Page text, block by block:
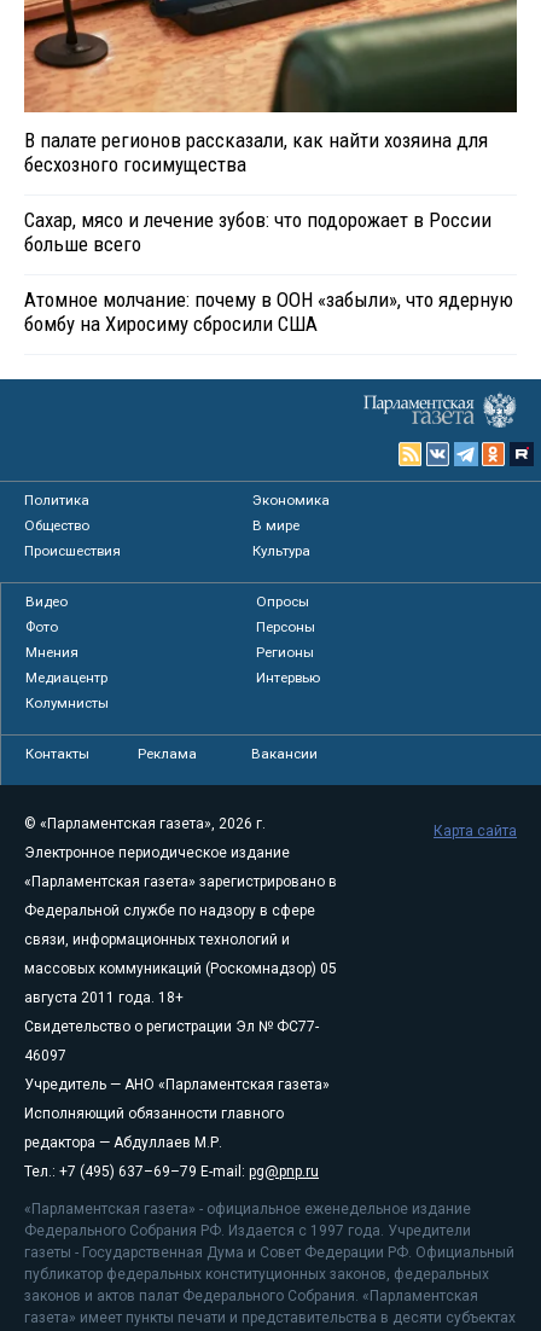
В палате регионов рассказали, как найти хозяина для
бесхозного госимущества
Сахар, мясо и лечение зубов: что подорожает в России
больше всего
Атомное молчание: почему в ООН «забыли», что ядерную
бомбу на Хиросиму сбросили США
Политика
Экономика
Общество
В мире
Происшествия
Культура
Видео
Опросы
Фото
Персоны
Мнения
Регионы
Медиацентр
Интервью
Колумнисты
Контакты Реклама Вакансии
© «Парламентская газета», 2026 г.
Электронное периодическое издание
«Парламентская газета» зарегистрировано в
Федеральной службе по надзору в сфере
связи, информационных технологий и
массовых коммуникаций (Роскомнадзор) 05
августа 2011 года. 18+
Свидетельство о регистрации Эл № ФС77-
46097
Учредитель — АНО «Парламентская газета»
Исполняющий обязанности главного
редактора — Абдуллаев М.Р.
Тел.: +7 (495) 637–69–79 E-mail: pg@pnp.ru
«Парламентская газета» - официальное еженедельное издание
Федерального Собрания РФ. Издается с 1997 года. Учредители
газеты - Государственная Дума и Совет Федерации РФ. Официальный
публикатор федеральных конституционных законов, федеральных
законов и актов палат Федерального Собрания. «Парламентская
газета» имеет пункты печати и представительства в десяти субъектах
Карта сайта